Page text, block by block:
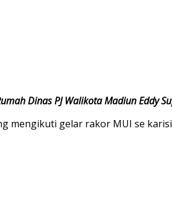
Dinas PJ Walikota Madiun Eddy
mengikuti gelar rakor MUI se